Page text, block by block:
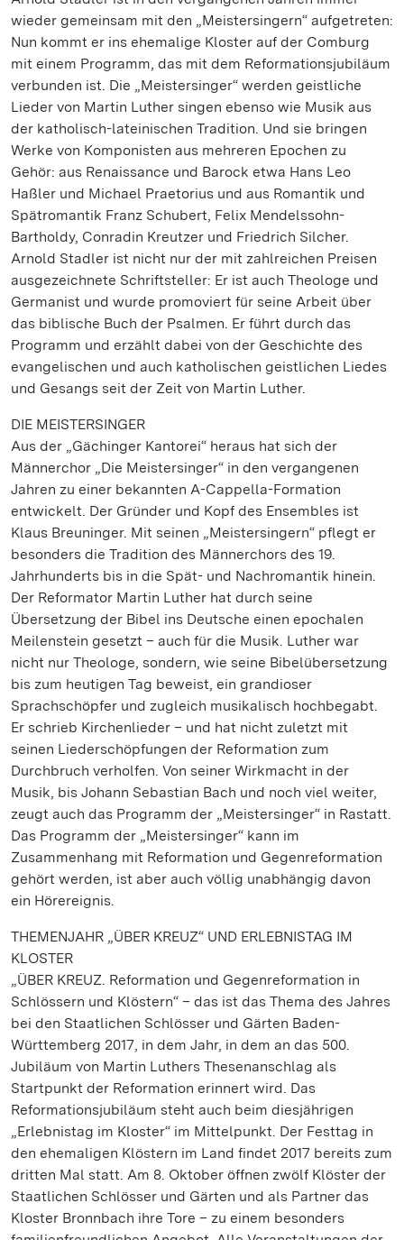
wieder gemeinsam mit den „Meistersingern“ aufgetreten:
Nun kommt er ins ehemalige Kloster auf der Comburg
mit einem Programm, das mit dem Reformationsjubiläum
verbunden ist. Die „Meistersinger“ werden geistliche
Lieder von Martin Luther singen ebenso wie Musik aus
der katholisch-lateinischen Tradition. Und sie bringen
Werke von Komponisten aus mehreren Epochen zu
Gehör: aus Renaissance und Barock etwa Hans Leo
Haßler und Michael Praetorius und aus Romantik und
Spätromantik Franz Schubert, Felix Mendelssohn-
Bartholdy, Conradin Kreutzer und Friedrich Silcher.
Arnold Stadler ist nicht nur der mit zahlreichen Preisen
ausgezeichnete Schriftsteller: Er ist auch Theologe und
Germanist und wurde promoviert für seine Arbeit über
das biblische Buch der Psalmen. Er führt durch das
Programm und erzählt dabei von der Geschichte des
evangelischen und auch katholischen geistlichen Liedes
und Gesangs seit der Zeit von Martin Luther.
DIE MEISTERSINGER
Aus der „Gächinger Kantorei“ heraus hat sich der
Männerchor „Die Meistersinger“ in den vergangenen
Jahren zu einer bekannten A-Cappella-Formation
entwickelt. Der Gründer und Kopf des Ensembles ist
Klaus Breuninger. Mit seinen „Meistersingern“ pflegt er
besonders die Tradition des Männerchors des 19.
Jahrhunderts bis in die Spät- und Nachromantik hinein.
Der Reformator Martin Luther hat durch seine
Übersetzung der Bibel ins Deutsche einen epochalen
Meilenstein gesetzt – auch für die Musik. Luther war
nicht nur Theologe, sondern, wie seine Bibelübersetzung
bis zum heutigen Tag beweist, ein grandioser
Sprachschöpfer und zugleich musikalisch hochbegabt.
Er schrieb Kirchenlieder – und hat nicht zuletzt mit
seinen Liederschöpfungen der Reformation zum
Durchbruch verholfen. Von seiner Wirkmacht in der
Musik, bis Johann Sebastian Bach und noch viel weiter,
zeugt auch das Programm der „Meistersinger“ in Rastatt.
Das Programm der „Meistersinger“ kann im
Zusammenhang mit Reformation und Gegenreformation
gehört werden, ist aber auch völlig unabhängig davon
ein Hörereignis.
THEMENJAHR „ÜBER KREUZ“ UND ERLEBNISTAG IM
KLOSTER
„ÜBER KREUZ. Reformation und Gegenreformation in
Schlössern und Klöstern“ – das ist das Thema des Jahres
bei den Staatlichen Schlösser und Gärten Baden-
Württemberg 2017, in dem Jahr, in dem an das 500.
Jubiläum von Martin Luthers Thesenanschlag als
Startpunkt der Reformation erinnert wird. Das
Reformationsjubiläum steht auch beim diesjährigen
„Erlebnistag im Kloster“ im Mittelpunkt. Der Festtag in
den ehemaligen Klöstern im Land findet 2017 bereits zum
dritten Mal statt. Am 8. Oktober öffnen zwölf Klöster der
Staatlichen Schlösser und Gärten und als Partner das
Kloster Bronnbach ihre Tore – zu einem besonders